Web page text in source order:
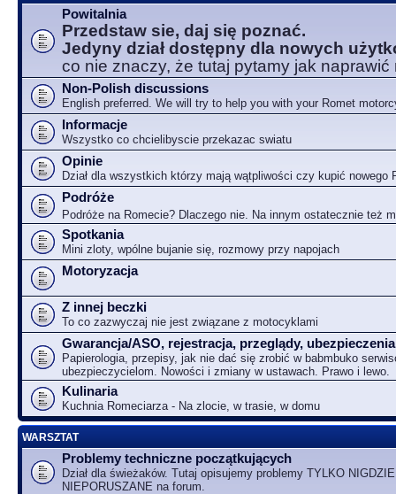
Powitalnia
Przedstaw sie, daj się poznać.
Jedyny dział dostępny dla nowych
co nie znaczy, że tutaj pytamy jak naprawić
Non-Polish discussions
English preferred. We will try to help you with your Romet
Informacje
Wszystko co chcielibyscie przekazac swiatu
Opinie
Dział dla wszystkich którzy mają wątpliwości czy kupić nowego
Podróże
Podróże na Romecie? Dlaczego nie. Na innym ostatecznie też
Spotkania
Mini zloty, wpólne bujanie się, rozmowy przy napojach
Motoryzacja
Z innej beczki
To co zazwyczaj nie jest związane z motocyklami
Gwarancja/ASO, rejestracja, przeglądy,
Papierologia, przepisy, jak nie dać się zrobić w babmbuko
ubezpieczycielom. Nowości i zmiany w ustawach. Prawo i lewo.
Kulinaria
Kuchnia Romeciarza - Na zlocie, w trasie, w domu
WARSZTAT
Problemy techniczne początkujących
Dział dla świeżaków. Tutaj opisujemy problemy TYLKO NIGDZIE
NIEPORUSZANE na forum.